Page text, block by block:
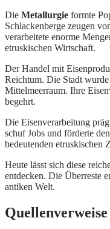
Die Metallurgie formte
Schlackenberge zeugen
verarbeitete enorme
etruskischen Wirtschaft.
Der Handel mit
Reichtum. Die Stadt
Mittelmeerraum. Ihre
begehrt.
Die Eisenverarbeitung
schuf Jobs und förderte
bedeutenden etruskischen
Heute lässt sich diese
entdecken. Die Überreste
antiken Welt.
Quellenverweise